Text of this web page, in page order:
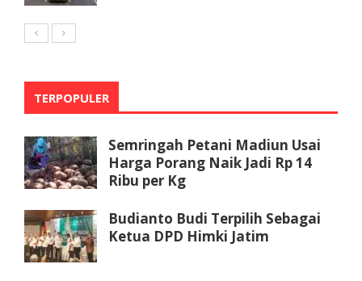
TERPOPULER
Semringah Petani Madiun Usai
Harga Porang Naik Jadi Rp 14
Ribu per Kg
Budianto Budi Terpilih Sebagai
Ketua DPD Himki Jatim